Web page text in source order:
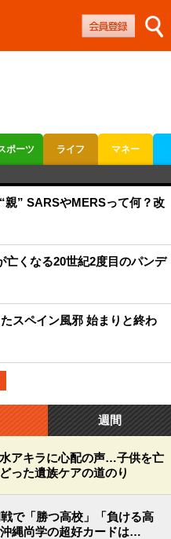
ポーツ ライフ マネー
親” SARSやMERSって何？改
亡くなる20世紀2度目のパンデ
スペイン風邪 始まりと終わ
週間
アキラに心配の声…子供を亡
った遺族ケアの道のり
戦で「勝つ高校」「負ける高
縄尚学の超好カードは…